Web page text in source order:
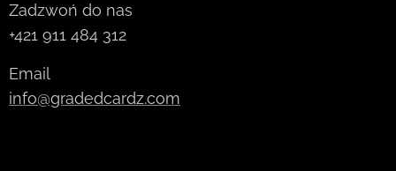
Zadzwoń do nas
+421 911 484 312
Email
info@gradedcardz.com